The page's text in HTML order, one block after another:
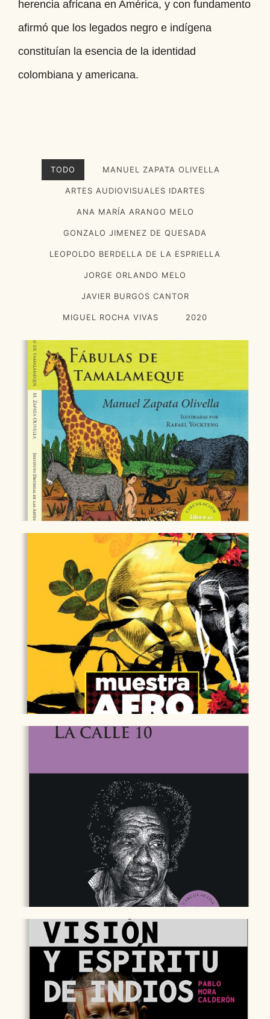
herencia africana en América, y con fundamento
afirmó que los legados negro e indígena
constituían la esencia de la identidad
colombiana y americana.
TODO MANUEL ZAPATA OLIVELLA
ARTES AUDIOVISUALES IDARTES
ANA MARÍA ARANGO MELO
GONZALO JIMENEZ DE QUESADA
LEOPOLDO BERDELLA DE LA ESPRIELLA
JORGE ORLANDO MELO
JAVIER BURGOS CANTOR
MIGUEL ROCHA VIVAS 2020